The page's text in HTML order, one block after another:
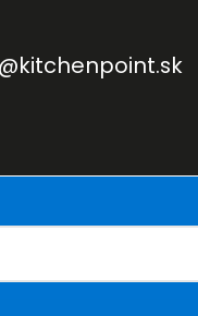
@kitchenpoint.sk